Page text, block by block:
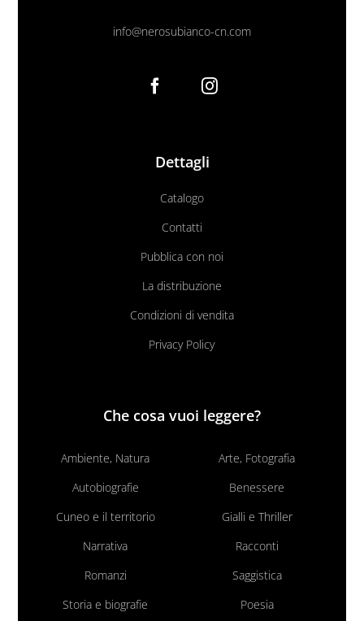
info@nerosubianco-cn.com
Dettagli
Catalogo
Contatti
Pubblica con noi
La distribuzione
Condizioni di vendita
Privacy Policy
Che cosa vuoi leggere?
Ambiente, Natura
Arte, Fotografia
Autobiografie
Benessere
Cuneo e il territorio
Gialli e Thriller
Narrativa
Racconti
Romanzi
Saggistica
Storia e biografie
Poesia